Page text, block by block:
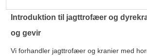
Introduktion til jagttrofæer og
og gevir
Vi forhandler jagttrofæer og kranier med